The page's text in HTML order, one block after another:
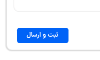
ثبت و ارسال